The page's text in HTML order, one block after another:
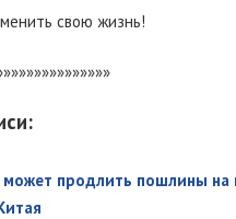
свою жизнь!
может продлить пошлины на